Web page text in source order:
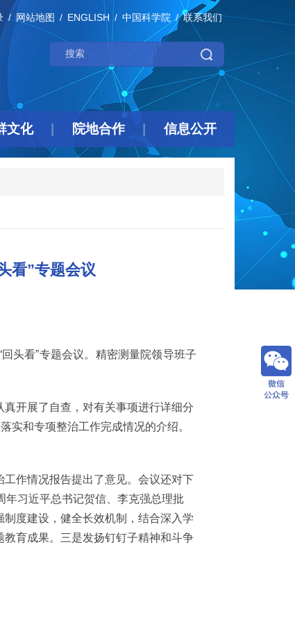
网站地图 ENGLISH 中国科学院 联系我们
文化 院地合作 信息公开
看”专题会议
头看”专题会议。精密测量院领导班子
开展了自查，对有关事项进行详细分
实和专项整治工作完成情况的介绍。
作情况报告提出了意见。会议还对下
年习近平总书记贺信、李克强总理批
度建设，健全长效机制，结合深入学
育成果。三是发扬钉钉子精神和斗争